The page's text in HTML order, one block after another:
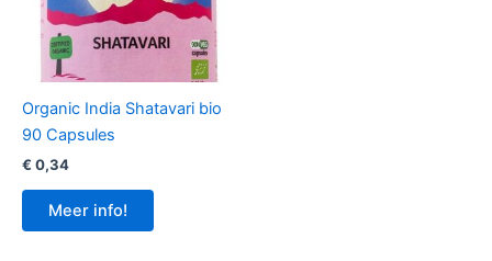
Organic India Shatavari bio
90 Capsules
€ 0,34
Meer info!